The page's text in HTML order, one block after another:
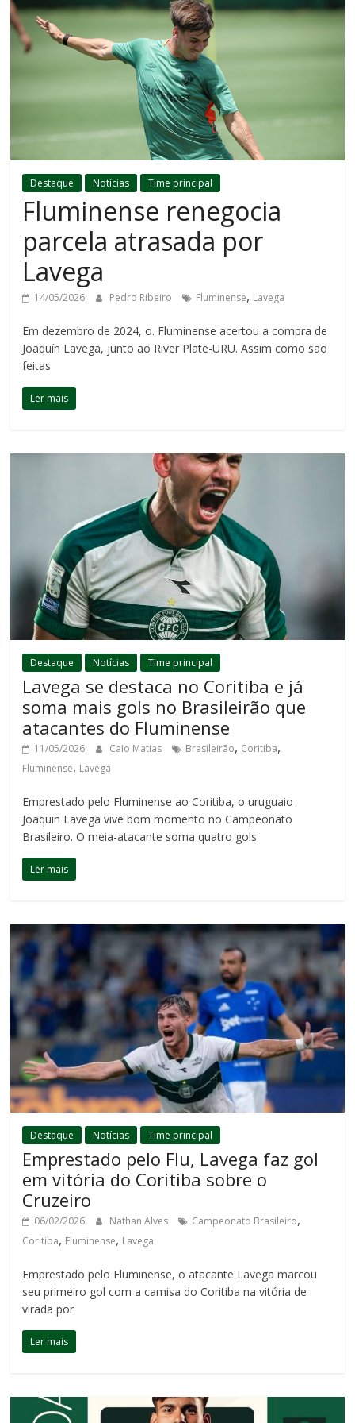
Destaque Notícias Time principal
Fluminense renegocia
parcela atrasada por
Lavega
14/05/2026 Pedro Ribeiro Fluminense, Lavega
Em dezembro de 2024, o. Fluminense acertou a compra de
Joaquín Lavega, junto ao River Plate-URU. Assim como são
feitas
Ler mais
Destaque Notícias Time principal
Lavega se destaca no Coritiba e já
soma mais gols no Brasileirão que
atacantes do Fluminense
11/05/2026 Caio Matias Brasileirão, Coritiba,
Fluminense, Lavega
Emprestado pelo Fluminense ao Coritiba, o uruguaio
Joaquin Lavega vive bom momento no Campeonato
Brasileiro. O meia-atacante soma quatro gols
Ler mais
Destaque Notícias Time principal
Emprestado pelo Flu, Lavega faz gol
em vitória do Coritiba sobre o
Cruzeiro
06/02/2026 Nathan Alves Campeonato Brasileiro,
Coritiba, Fluminense, Lavega
Emprestado pelo Fluminense, o atacante Lavega marcou
seu primeiro gol com a camisa do Coritiba na vitória de
virada por
Ler mais